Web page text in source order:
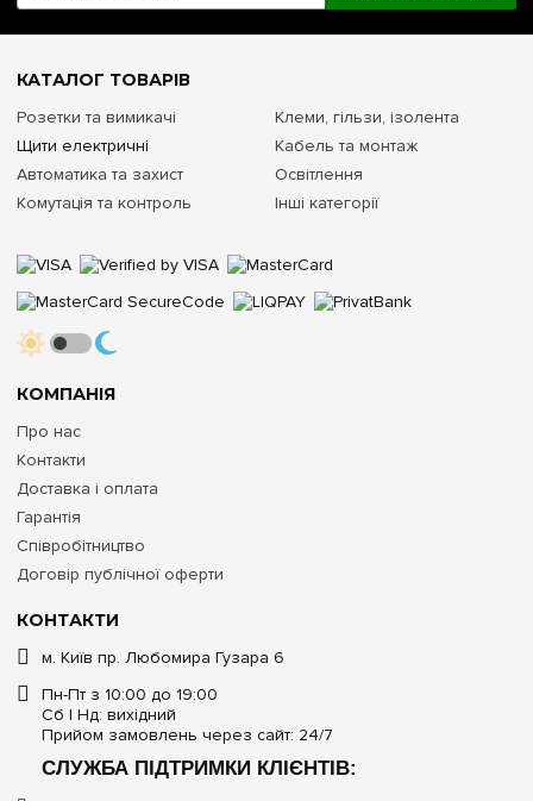
КОНТАКТИ
м. Київ пр. Любомира Гузара 6
Пн-Пт з 10:00 до 19:00
Сб | Нд: вихідний
Прийом замовлень через сайт: 24/7
СЛУЖБА ПІДТРИМКИ КЛІЄНТІВ:
КОМПАНІЯ
Про нас
Контакти
Доставка і оплата
Гарантія
Співробітництво
Договір публічної оферти
КАТАЛОГ ТОВАРІВ
Розетки та вимикачі
Щити електричні
Автоматика та захист
Комутація та контроль
Клеми, гільзи, ізолента
Кабель та монтаж
Освітлення
Інші категорії